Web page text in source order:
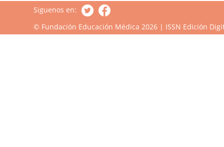
Siguenos en:
© Fundación Educación Médica 2026 | ISSN Edición